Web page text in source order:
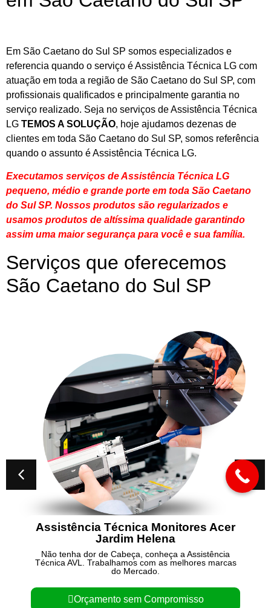
Em São Caetano do Sul SP somos especializados e
referencia quando o serviço é Assistência Técnica LG com
atuação em toda a região de São Caetano do Sul SP, com
profissionais qualificados e principalmente garantia no
serviço realizado. Seja no serviços de Assistência Técnica
LG TEMOS A SOLUÇÃO, hoje ajudamos dezenas de
clientes em toda São Caetano do Sul SP, somos referência
quando o assunto é Assistência Técnica LG.
Executamos serviços de Assistência Técnica LG
pequeno, médio e grande porte em toda São Caetano
do Sul SP. Nossos produtos são regularizados e
usamos produtos de altíssima qualidade garantindo
assim uma maior segurança para você e sua família.
Serviços que oferecemos
São Caetano do Sul SP
Técnica Monitores Acer
Cabeça, conheça a Assistência
com as melhores marcas
sem Compromisso
Conserto
Não tenha dor
Técnica AVL.